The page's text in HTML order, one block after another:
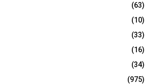
(63)
(10)
(33)
(16)
(34)
(975)